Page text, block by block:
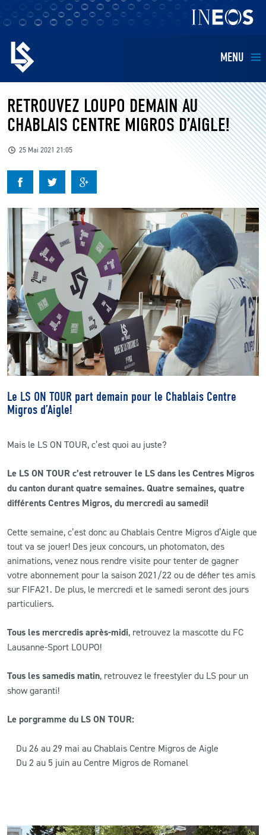
MENU
EQUIPES
BILLETTERIE
KIDS
BUSINESS
RESTAURATION
CLUB
CONTACT
ACTUALITÉS
L’APP DU LS
RETROUVEZ LOUPO DEMAIN AU
CHABLAIS CENTRE MIGROS D’AIGLE!
25 Mai 2021 21:05
Le LS ON TOUR part demain pour le Chablais Centre
Migros d’Aigle!
Mais le LS ON TOUR, c’est quoi au juste?
Le LS ON TOUR c’est retrouver le LS dans les Centres Migros
du canton durant quatre semaines. Quatre semaines, quatre
différents Centres Migros, du mercredi au samedi!
Cette semaine, c’est donc au Chablais Centre Migros d’Aigle que
tout va se jouer! Des jeux concours, un photomaton, des
animations, venez nous rendre visite pour tenter de gagner
votre abonnement pour la saison 2021/22 ou de défier tes amis
sur FIFA21. De plus, le mercredi et le samedi seront des jours
particuliers.
Tous les mercredis après-midi, retrouvez la mascotte du FC
Lausanne-Sport LOUPO!
Tous les samedis matin, retrouvez le freestyler du LS pour un
show garanti!
Le porgramme du LS ON TOUR:
Du 26 au 29 mai au Chablais Centre Migros de Aigle
Du 2 au 5 juin au Centre Migros de Romanel